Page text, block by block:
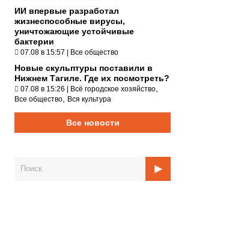
ИИ впервые разработал
жизнеспособные вирусы,
уничтожающие устойчивые
бактерии
07.08 в 15:57 | Все общество
Новые скульптуры поставили в
Нижнем Тагиле. Где их посмотреть?
07.08 в 15:26 | Всё городское хозяйство
Все общество Вся культура
Все новости